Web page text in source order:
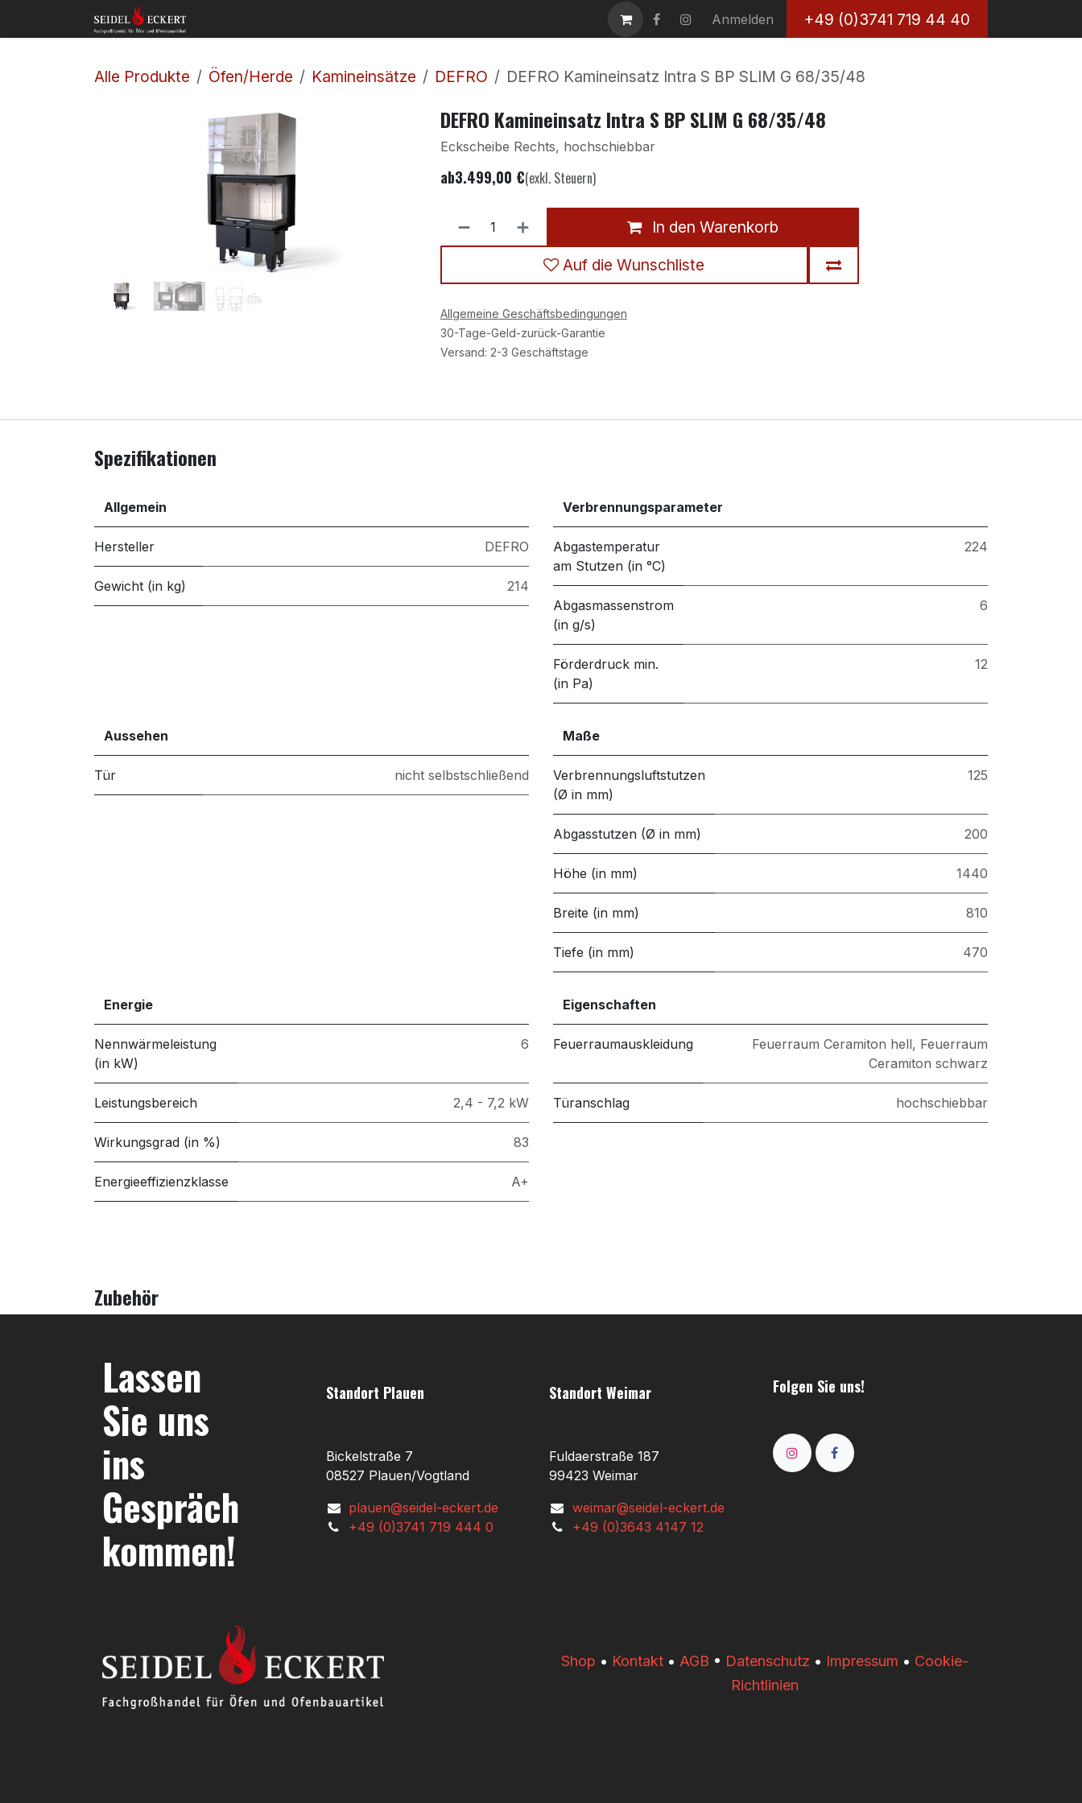
Zum Inhalt springen Anmelden +49 (0)3741 719 44 40
Alle Produkte Öfen/Herde Kamineinsätze DEFRO DEFRO Kamineinsatz Intra S BP SLIM G 68/35/48
DEFRO Kamineinsatz Intra S BP SLIM G 68/35/48
Eckscheibe Rechts, hochschiebbar
ab3.499,00 €(exkl. Steuern)
In den Warenkorb
Auf die Wunschliste
Allgemeine Geschäftsbedingungen
30-Tage-Geld-zurück-Garantie
Versand: 2-3 Geschäftstage
Spezifikationen
Allgemein
Hersteller DEFRO
Gewicht (in kg) 214
Verbrennungsparameter
Abgastemperatur
am Stutzen (in °C)
224
Abgasmassenstrom
(in g/s)
6
Förderdruck min.
(in Pa)
12
Aussehen
Tür nicht selbstschließend
Maße
Verbrennungsluftstutzen
(Ø in mm)
125
Abgasstutzen (Ø in mm) 200
Höhe (in mm) 1440
Breite (in mm) 810
Tiefe (in mm) 470
Energie
Nennwärmeleistung
(in kW)
6
Leistungsbereich 2,4 - 7,2 kW
Wirkungsgrad (in %) 83
Energieeffizienzklasse A+
Eigenschaften
Feuerraumauskleidung Feuerraum Ceramiton hell, Feuerraum
Ceramiton schwarz
Türanschlag hochschiebbar
Zubehör
Lassen
Sie uns
ins
Gespräch
kommen!
Folgen Sie uns!
Standort Plauen
Bickelstraße 7
08527 Plauen/Vogtland
plauen@seidel-eckert.de
+49 (0)3741 719 444 0
Standort Weimar
Fuldaerstraße 187
99423 Weimar
weimar@seidel-eckert.de
+49 (0)3643 4147 12
​​Shop • Kontakt• AGB • Datenschutz • Impressum • Cookie-
Richtlinien